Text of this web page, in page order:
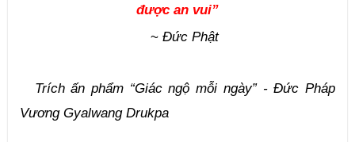
được an vui”
~ Đức Phật
Trích ấn phẩm “Giác ngộ mỗi ngày” - Đức Pháp
Vương Gyalwang Drukpa